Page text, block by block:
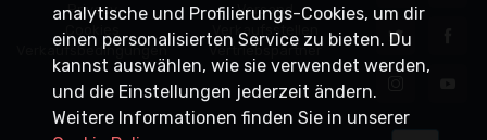
Privacy
Cookies
Verkaufsbedingungen
Versand
Verkaufsstellen
Vertriebspartner
analytische und Profilierungs-Cookies, um dir
einen personalisierten Service zu bieten. Du
kannst auswählen, wie sie verwendet werden,
und die Einstellungen jederzeit ändern.
Weitere Informationen finden Sie in unserer